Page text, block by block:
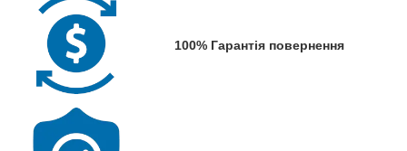
100% Гарантія повернення